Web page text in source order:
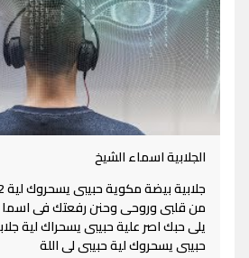
الجلابية اسماء الشيخ
من قلبى وروحى وحنن رفعتك فى اسما
يلى حبك اصر علية حبيبى يسحراك لية
حبيبى يسحروك لية حبيبى لى اللة